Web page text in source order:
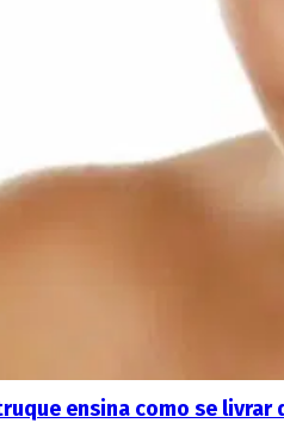
ensina como se livrar